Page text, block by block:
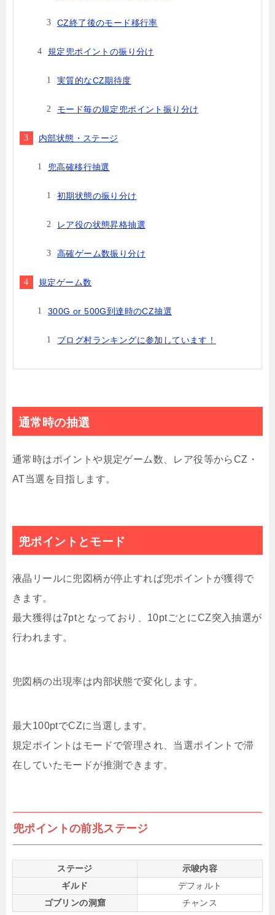
CZ終了後のモード移行率
規定兜ポイントの振り分け
実質的なCZ期待度
モード毎の規定兜ポイント振り分け
内部状態・ステージ
兜高確移行抽選
初期状態の振り分け
レア役の状態昇格抽選
高確ゲーム数振り分け
規定ゲーム数
300G or 500G到達時のCZ抽選
ブログ村ランキングに参加しています！
通常時の抽選
通常時はポイントや規定ゲーム数、レア役等からCZ・
AT当選を目指します。
兜ポイントとモード
液晶リールに兜図柄が停止すれば兜ポイントが獲得で
きます。
最大獲得は7ptとなっており、10ptごとにCZ突入抽選が
行われます。
兜図柄の出現率は内部状態で変化します。
最大100ptでCZに当選します。
規定ポイントはモードで管理され、当選ポイントで滞
在していたモードが推測できます。
兜ポイントの前兆ステージ
ステージ
示唆内容
ギルド
デフォルト
ゴブリンの洞窟
チャンス